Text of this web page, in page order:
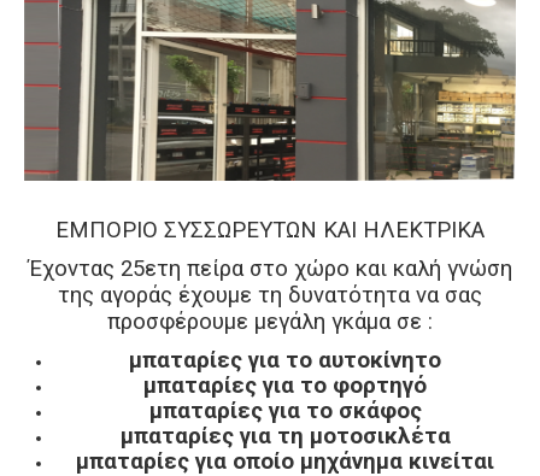
ΕΜΠΟΡΙΟ ΣΥΣΣΩΡΕΥΤΩΝ ΚΑΙ ΗΛΕΚΤΡΙΚΑ
Έχοντας 25ετη πείρα στο χώρο και καλή γνώση
της αγοράς έχουμε τη δυνατότητα να σας
προσφέρουμε μεγάλη γκάμα σε :
μπαταρίες για το αυτοκίνητο
μπαταρίες για το φορτηγό
μπαταρίες για το σκάφος
μπαταρίες για τη μοτοσικλέτα
μπαταρίες για οποίο μηχάνημα κινείται